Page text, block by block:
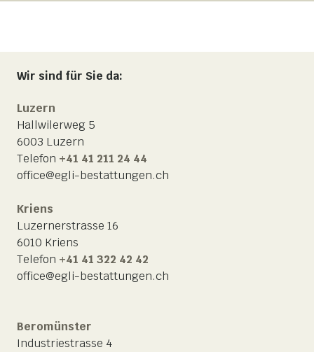
Wir sind für Sie da:
Luzern
Hallwilerweg 5
6003 Luzern
Telefon +41 41 211 24 44
office@egli-bestattungen.ch
Kriens
Luzernerstrasse 16
6010 Kriens
Telefon +41 41 322 42 42
office@egli-bestattungen.ch
Beromünster
Industriestrasse 4